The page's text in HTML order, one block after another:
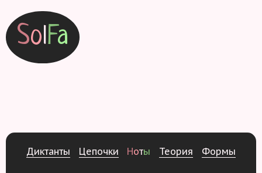
SolFa
Диктанты Цепочки Ноты Теория Формы